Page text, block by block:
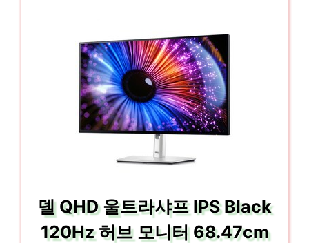
델 QHD 울트라샤프 IPS Black
120Hz 허브 모니터 68.47cm